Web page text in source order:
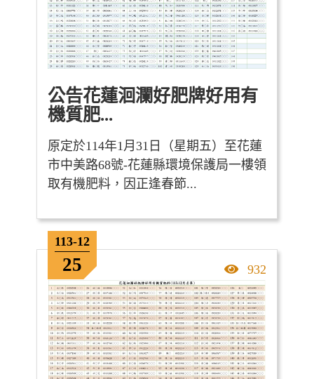
公告花蓮洄瀾好肥牌好用有
機質肥...
原定於114年1月31日（星期五）至花蓮
市中美路68號-花蓮縣環境保護局一樓領
取有機肥料，因正逢春節...
113-12
25 點擊率
932